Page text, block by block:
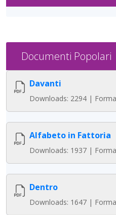
Documenti Popolari
Davanti
Downloads: 2294 |
Alfabeto in Fattoria
Downloads: 1937 |
Dentro
Downloads: 1647 |